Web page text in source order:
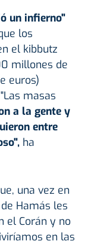
un infierno"
los
el kibbutz
millones de
euros)
masas
a la gente y
entre
ha
una vez en
Hamás les
el Corán y no
en las